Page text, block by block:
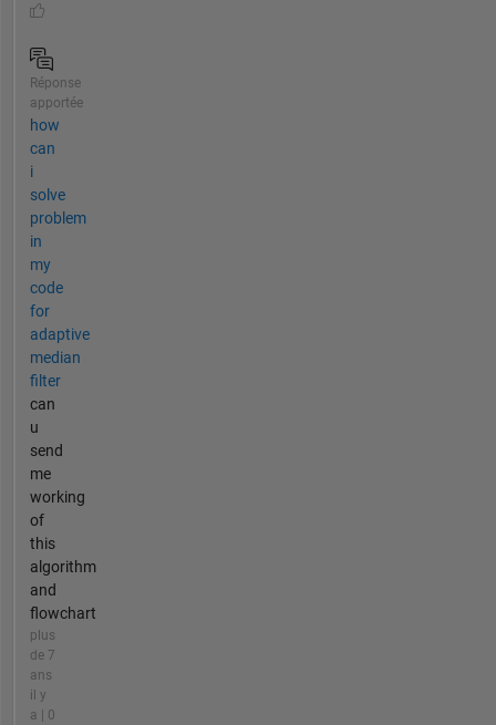
Réponse
apportée
how
can
i
solve
problem
in
my
code
for
adaptive
median
filter
can
u
send
me
working
of
this
algorithm
and
flowchart
plus
de 7
ans
il y
a | 0